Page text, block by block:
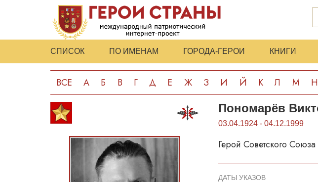
СПИСОК ПО ИМЕНАМ ГОРОДА-ГЕРОИ КНИГИ
ВСЕ А Б В Г Д Е Ж З И Й К Л М Н
Пономарёв
03.04.1924 - 04.12.1999
Герой Советского Союза
ДАТЫ УКАЗОВ